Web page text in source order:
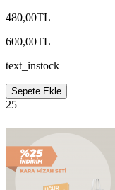
480,00TL
600,00TL
text_instock
Sepete Ekle
25